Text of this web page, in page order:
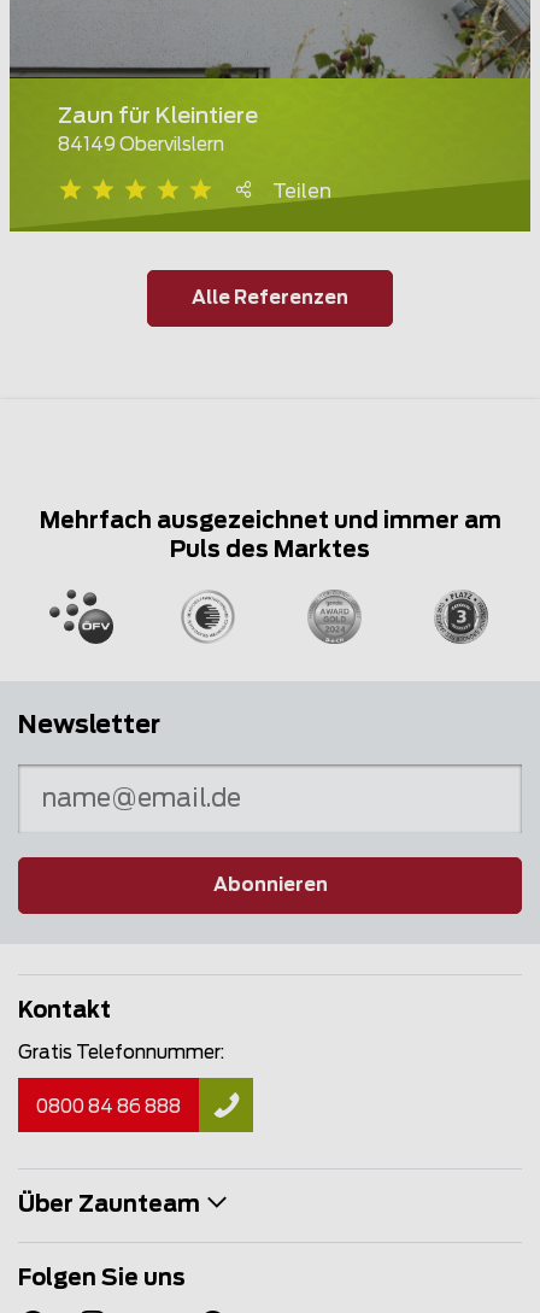
Zaun für Kleintiere
84149 Obervilslern
Teilen
Alle Referenzen
Mehrfach ausgezeichnet und immer am
Puls des Marktes
Newsletter
Abonnieren
Kontakt
Gratis Telefonnummer:
0800 84 86 888
Über Zaunteam
Folgen Sie uns